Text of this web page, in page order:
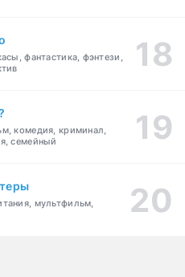
фантастика, фэнтези,
комедия, криминал,
семейный
мультфильм,